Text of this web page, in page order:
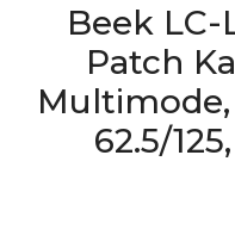
Beek
Patch
62.5/